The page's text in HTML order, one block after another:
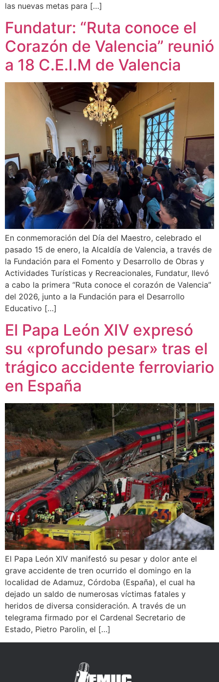
las nuevas metas para […]
Fundatur: “Ruta conoce el
Corazón de Valencia” reunió
a 18 C.E.I.M de Valencia
En conmemoración del Día del Maestro, celebrado el
pasado 15 de enero, la Alcaldía de Valencia, a través de
la Fundación para el Fomento y Desarrollo de Obras y
Actividades Turísticas y Recreacionales, Fundatur, llevó
a cabo la primera “Ruta conoce el corazón de Valencia”
del 2026, junto a la Fundación para el Desarrollo
Educativo […]
El Papa León XIV expresó
su «profundo pesar» tras el
trágico accidente ferroviario
en España
El Papa León XIV manifestó su pesar y dolor ante el
grave accidente de tren ocurrido el domingo en la
localidad de Adamuz, Córdoba (España), el cual ha
dejado un saldo de numerosas víctimas fatales y
heridos de diversa consideración. A través de un
telegrama firmado por el Cardenal Secretario de
Estado, Pietro Parolin, el […]